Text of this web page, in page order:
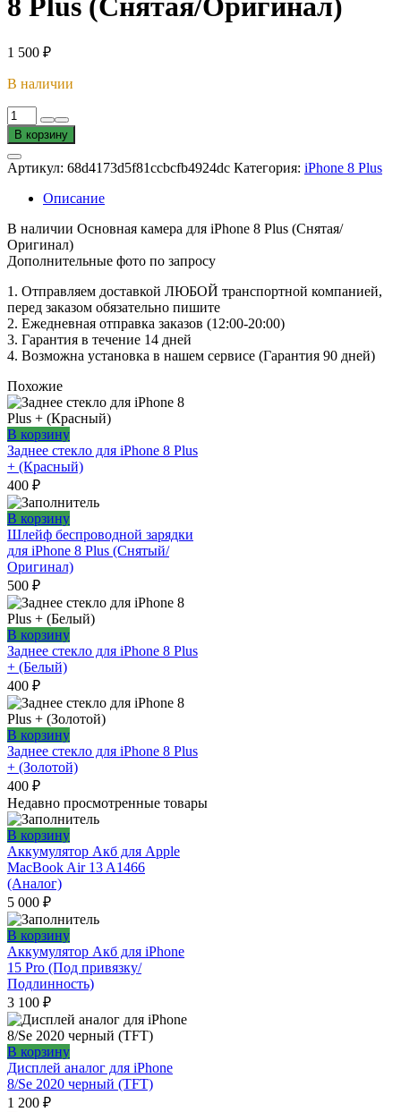
1 500 ₽
В наличии
Количество
товара
Основная
камера
для
iPhone
Plus
(Снятая/
Оригинал)
В корзину
Артикул: 68d4173d5f81ccbcfb4924dc Категория: iPhone 8 Plus
Описание
В наличии Основная камера для iPhone 8 Plus (Снятая/
Оригинал)
Дополнительные фото по запросу
1. Oтпpавляем доставкой ЛЮБОЙ транспортной компанией,
перед заказом обязательно пишите
2. Ежедневная отправка заказов (12:00-20:00)
3. Гарантия в течение 14 дней
4. Возможна установка в нашем сервисе (Гарантия 90 дней)
Похожие
В корзину
Заднее стекло для iPhone 8 Plus
+ (Красный)
400 ₽
В корзину
Шлейф беспроводной зарядки
для iPhone 8 Plus (Снятый/
Оригинал)
500 ₽
В корзину
Заднее стекло для iPhone 8 Plus
+ (Белый)
400 ₽
В корзину
Заднее стекло для iPhone 8 Plus
+ (Золотой)
400 ₽
Недавно просмотренные товары
В корзину
Аккумулятор Акб для Apple
MacBook Air 13 A1466
(Аналог)
5 000 ₽
В корзину
Аккумулятор Акб для iPhone
15 Pro (Под привязку/
Подлинность)
3 100 ₽
В корзину
Дисплей аналог для iPhone
8/Se 2020 черный (TFT)
1 200 ₽